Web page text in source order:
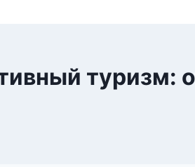
туризм: